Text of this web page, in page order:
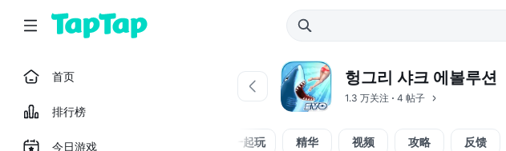
首页
排行榜
今日游戏
헝그리 샤크 에볼루션
1.3 万关注 4 帖子
一起玩 精华 视频 攻略 反馈